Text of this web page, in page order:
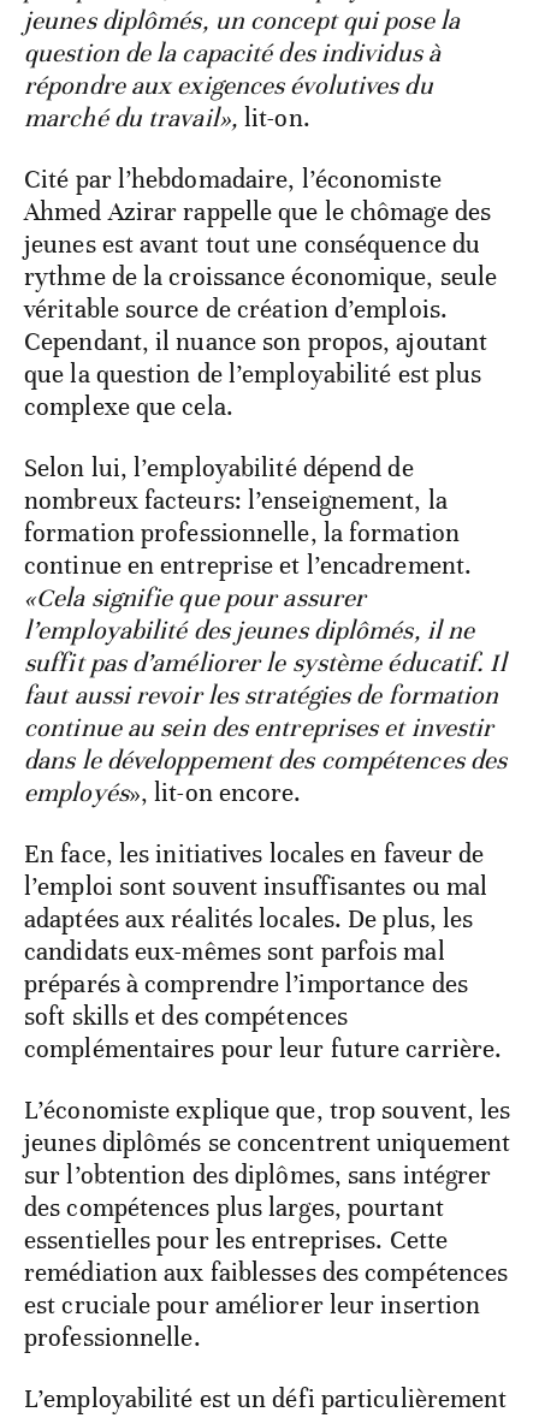
jeunes diplômés, un concept qui pose la
question de la capacité des individus à
répondre aux exigences évolutives du
marché du travail», lit-on.
Cité par l’hebdomadaire, l’économiste
Ahmed Azirar rappelle que le chômage des
jeunes est avant tout une conséquence du
rythme de la croissance économique, seule
véritable source de création d’emplois.
Cependant, il nuance son propos, ajoutant
que la question de l’employabilité est plus
complexe que cela.
Selon lui, l’employabilité dépend de
nombreux facteurs: l’enseignement, la
formation professionnelle, la formation
continue en entreprise et l’encadrement.
«Cela signifie que pour assurer
l’employabilité des jeunes diplômés, il ne
suffit pas d’améliorer le système éducatif. Il
faut aussi revoir les stratégies de formation
continue au sein des entreprises et investir
dans le développement des compétences des
employés», lit-on encore.
En face, les initiatives locales en faveur de
l’emploi sont souvent insuffisantes ou mal
adaptées aux réalités locales. De plus, les
candidats eux-mêmes sont parfois mal
préparés à comprendre l’importance des
soft skills et des compétences
complémentaires pour leur future carrière.
L’économiste explique que, trop souvent, les
jeunes diplômés se concentrent uniquement
sur l’obtention des diplômes, sans intégrer
des compétences plus larges, pourtant
essentielles pour les entreprises. Cette
remédiation aux faiblesses des compétences
est cruciale pour améliorer leur insertion
professionnelle.
L’employabilité est un défi particulièrement